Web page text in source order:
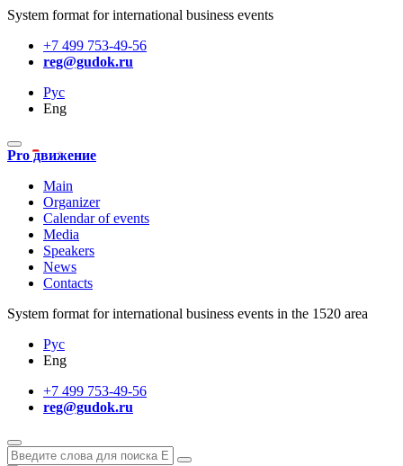
System format for international business events
+7 499 753-49-56
reg@gudok.ru
Рус
Eng
Pro движение
Main
Organizer
Calendar of events
Media
Speakers
News
Contacts
System format for international business events in the 1520 area
Рус
Eng
+7 499 753-49-56
reg@gudok.ru